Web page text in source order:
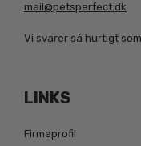
mail@petsperfect.dk
Vi svarer så hurtigt
LINKS
Firmaprofil